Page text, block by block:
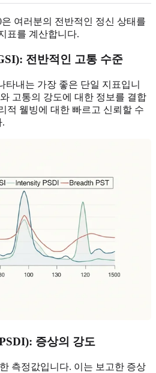
여러분의 전반적인 정신 상태를
표를 계산합니다.
전반적인 고통 수준
타내는 가장 좋은 단일 지표입니
고통의 강도에 대한 정보를 결합
적 웰빙에 대한 빠르고 신뢰할 수
.
증상의 강도
측정값입니다. 이는 보고한 증상